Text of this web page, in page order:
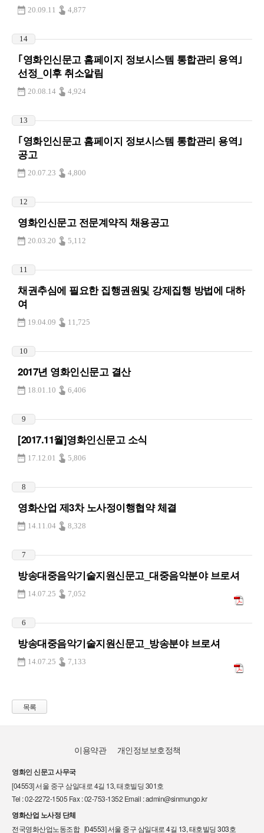
20.09.11 4,877
14
｢영화인신문고 홈페이지 정보시스템 통합관리 용역｣
선정_이후 취소알림
20.08.14 4,924
13
｢영화인신문고 홈페이지 정보시스템 통합관리 용역｣
공고
20.07.23 4,800
12
영화인신문고 전문계약직 채용공고
20.03.20 5,112
11
채권추심에 필요한 집행권원및 강제집행 방법에 대하
여
19.04.09 11,725
10
2017년 영화인신문고 결산
18.01.10 6,406
9
[2017.11월]영화인신문고 소식
17.12.01 5,806
8
영화산업 제3차 노사정이행협약 체결
14.11.04 8,328
7
방송대중음악기술지원신문고_대중음악분야 브로셔
14.07.25 7,052
6
방송대중음악기술지원신문고_방송분야 브로셔
14.07.25 7,133
목록
이용약관 개인정보보호정책
영화인 신문고 사무국
[04553] 서울 중구 삼일대로 4길 13, 태호빌딩 301호
Tel : 02-2272-1505 Fax : 02-753-1352 Email : admin@sinmungo.kr
영화산업 노사정 단체
전국영화산업노동조합 [04553] 서울 중구 삼일대로 4길 13, 태호빌딩 303호